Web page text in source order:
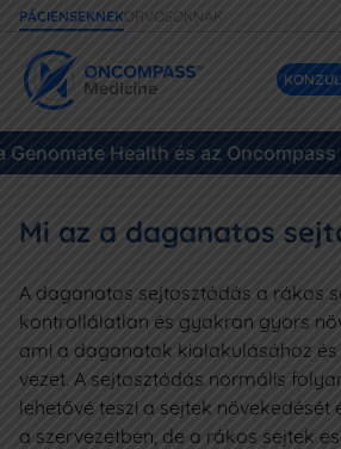
PÁCIENSEKNEKORVOSOKNAK
Szolgáltatásaink
Áraink
Daganatok
Eseteink
Gyakori kérdések
Health és az Oncompass
Mi az a daganatos
A daganatos sejtosztódás a rákos
kontrollálatlan és gyakran gyors
ami a daganatok kialakulásához és
vezet. A sejtosztódás normális
lehetővé teszi a sejtek
a szervezetben, de a rákos sejtek